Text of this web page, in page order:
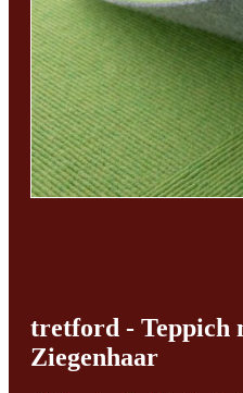
tretford - Teppich
Ziegenhaar